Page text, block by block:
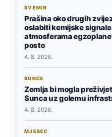
SVEMIR
Prašina oko drugih
oslabiti kemijske signale
atmosferama
posto
4. 8. 2026.
SUNCE
Zemlja bi mogla
Sunca uz golemu
4. 8. 2026.
MJESEC